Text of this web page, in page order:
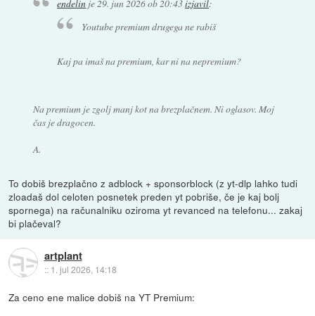
endelin je29. jun 2026 ob 20:43izjavil:
Youtube premium drugega ne rabiš
Kaj pa imaš na premium, kar ni na nepremium?
Na premium je zgolj manj kot na brezplačnem. Ni oglasov. Moj
čas je dragocen.
A.
To dobiš brezplačno z adblock + sponsorblock (z yt-dlp lahko tudi
zloadaš dol celoten posnetek preden yt pobriše, če je kaj bolj
spornega) na računalniku oziroma yt revanced na telefonu... zakaj
bi plačeval?
artplant
:: 1. jul 2026, 14:18
Za ceno ene malice dobiš na YT Premium: